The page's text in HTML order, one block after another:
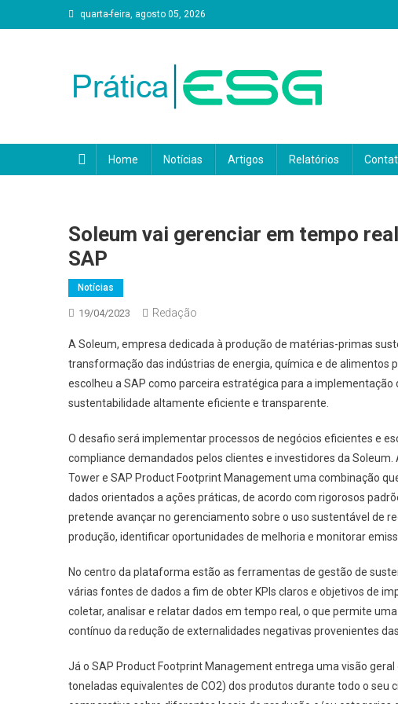
to
quarta-feira, agosto 05, 2026
Home Notícias Artigos Relatórios
Soleum vai gerenciar em tempo
SAP
Notícias
19/04/2023 Redação
A Soleum, empresa dedicada à produção de matérias-primas
transformação das indústrias de energia, química e de alimentos
escolheu a SAP como parceira estratégica para a
sustentabilidade altamente eficiente e transparente.
O desafio será implementar processos de negócios eficientes e
compliance demandados pelos clientes e investidores da
Tower e SAP Product Footprint Management uma combinação
dados orientados a ações práticas, de acordo com rigorosos
pretende avançar no gerenciamento sobre o uso sustentável de
produção, identificar oportunidades de melhoria e monitorar
No centro da plataforma estão as ferramentas de gestão de
várias fontes de dados a fim de obter KPIs claros e objetivos de
coletar, analisar e relatar dados em tempo real, o que permite
contínuo da redução de externalidades negativas provenientes
Já o SAP Product Footprint Management entrega uma visão
toneladas equivalentes de CO2) dos produtos durante todo o seu